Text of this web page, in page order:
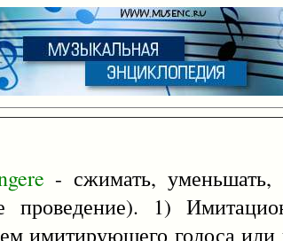
- сжимать,
проведение). 1)
имитирующего голоса или